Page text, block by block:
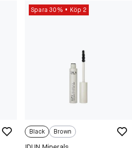
Spara 30% Köp 2
Black Brown